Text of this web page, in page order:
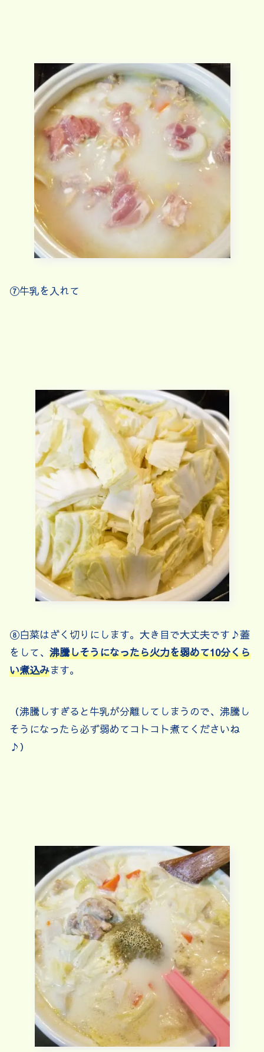
⑦牛乳を入れて
⑧白菜はざく切りにします。大き目で大丈夫です♪蓋
をして、 沸騰しそうになったら火力を弱めて10分くら
い煮込みます。
（沸騰しすぎると牛乳が分離してしまうので、沸騰し
そうになったら必ず弱めてコトコト煮てくださいね
♪）